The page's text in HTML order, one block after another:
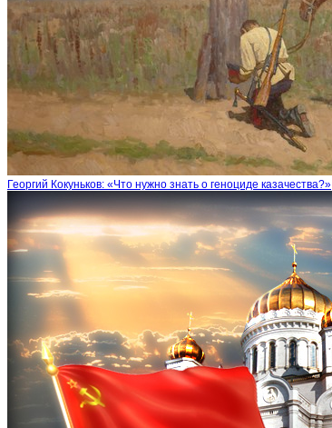
Георгий Кокуньков: «Что нужно знать о геноциде казачества?»